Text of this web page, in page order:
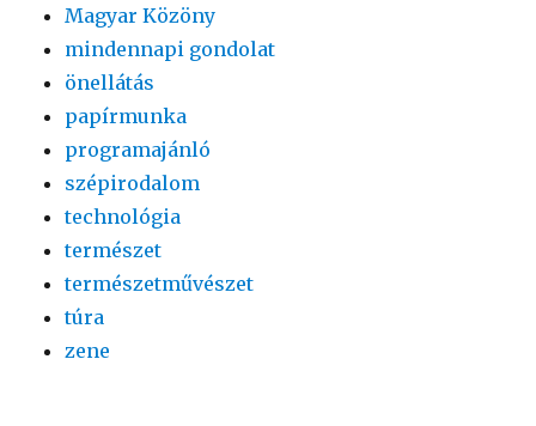
Magyar Közöny
mindennapi gondolat
önellátás
papírmunka
programajánló
szépirodalom
technológia
természet
természetművészet
túra
zene